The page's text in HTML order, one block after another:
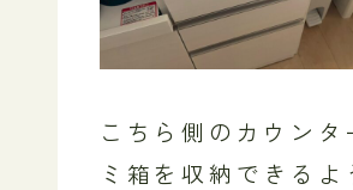
こちら側のカウンタ
ミ箱を収納できるよ